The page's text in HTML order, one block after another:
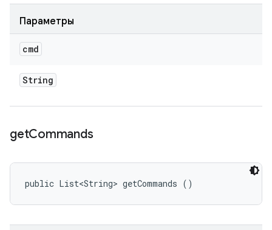
Параметры
cmd
String
getCommands
public List<String> getCommands ()